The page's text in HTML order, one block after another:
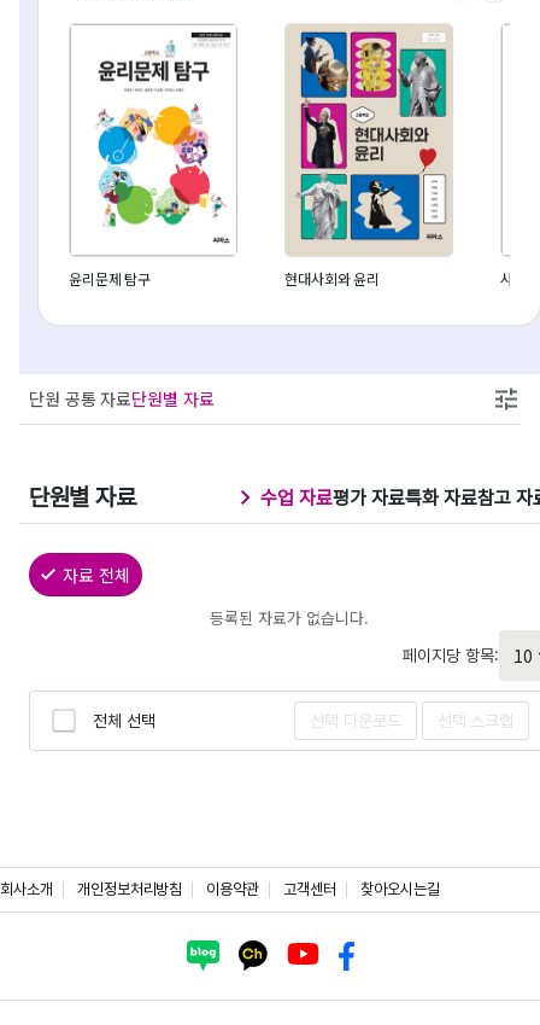
윤리문제 탐구 현대사회와 윤리 사회
단원 공통 자료단원별 자료
단원별 자료 수업 자료평가 자료특화 자료참고 자
자료 전체
등록된 자료가 없습니다.
페이지당 항목:
전체 선택 선택 다운로드 선택 스크랩
회사소개 개인정보처리방침 이용약관 고객센터 찾아오시는길